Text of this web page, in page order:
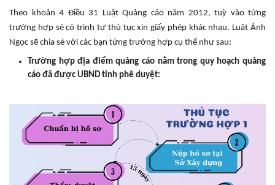
Theo khoản 4 Điều 31 Luật Quảng cáo năm 2012, tuỳ vào từng
trường hợp sẽ có trình tự thủ tục xin giấy phép khác nhau. Luật Ánh
Ngọc sẽ chia sẻ với các bạn từng trường hợp cụ thể như sau:
Trường hợp địa điểm quảng cáo nằm trong quy hoạch quảng
cáo đã được UBND tỉnh phê duyệt: